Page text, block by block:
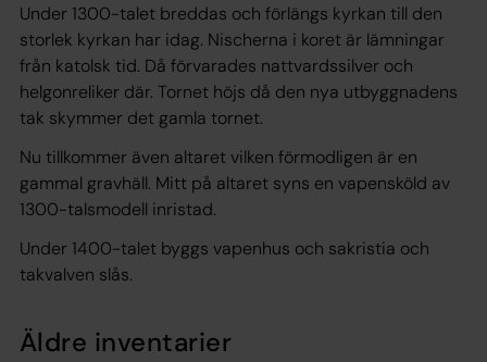
Under 1300-talet breddas och förlängs kyrkan till den
storlek kyrkan har idag. Nischerna i koret är lämningar
från katolsk tid. Då förvarades nattvardssilver och
helgonreliker där. Tornet höjs då den nya utbyggnadens
tak skymmer det gamla tornet.
Nu tillkommer även altaret vilken förmodligen är en
gammal gravhäll. Mitt på altaret syns en vapensköld av
1300-talsmodell inristad.
Under 1400-talet byggs vapenhus och sakristia och
takvalven slås.
Äldre inventarier